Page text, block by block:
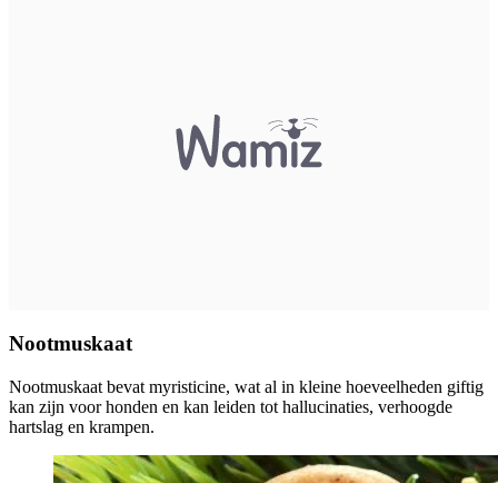
Nootmuskaat
Nootmuskaat bevat myristicine, wat al in kleine hoeveelheden giftig
kan zijn voor honden en kan leiden tot hallucinaties, verhoogde
hartslag en krampen.